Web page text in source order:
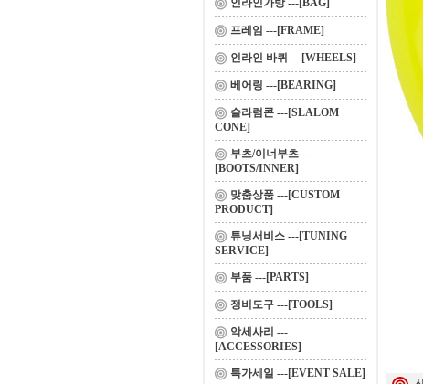
인라인가방 ---[BAG]
프레임 ---[FRAME]
인라인 바퀴 ---[WHEELS]
베어링 ---[BEARING]
슬라럼콘 ---[SLALOM
CONE]
부츠/이너부츠 ---
[BOOTS/INNER]
맞춤상품 ---[CUSTOM
PRODUCT]
튜닝서비스 ---[TUNING
SERVICE]
부품 ---[PARTS]
정비도구 ---[TOOLS]
악세사리 ---
[ACCESSORIES]
특가세일 ---[EVENT SALE]